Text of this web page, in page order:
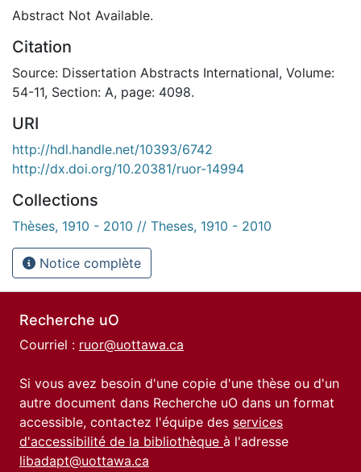
Abstract Not Available.
Citation
Source: Dissertation Abstracts International, Volume:
54-11, Section: A, page: 4098.
URI
http://hdl.handle.net/10393/6742
http://dx.doi.org/10.20381/ruor-14994
Collections
Thèses, 1910 - 2010 // Theses, 1910 - 2010
Notice complète
Recherche uO
Courriel : ruor@uottawa.ca
Si vous avez besoin d'une copie d'une thèse ou d'un
autre document dans Recherche uO dans un format
accessible, contactez l'équipe des services
d'accessibilité de la bibliothèque à l'adresse
libadapt@uottawa.ca